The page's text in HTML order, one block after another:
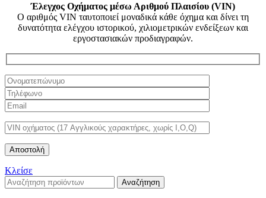
Έλεγχος Οχήματος μέσω Αριθμού Πλαισίου (VIN)
Ο αριθμός VIN ταυτοποιεί μοναδικά κάθε όχημα και δίνει τη
δυνατότητα ελέγχου ιστορικού, χιλιομετρικών ενδείξεων και
εργοστασιακών προδιαγραφών.
Κλείσε
Αναζήτηση